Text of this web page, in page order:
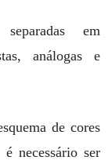
em
análogas e
de cores
necessário ser